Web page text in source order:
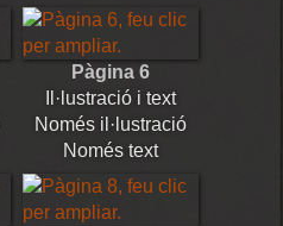
Pàgina 6
Il·lustració i text
Només il·lustració
Només text